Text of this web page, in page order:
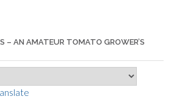
– AN AMATEUR TOMATO GROWER’S